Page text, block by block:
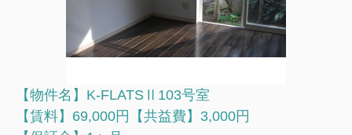
【物件名】K-FLATSⅡ103号室
【賃料】69,000円【共益費】3,000円